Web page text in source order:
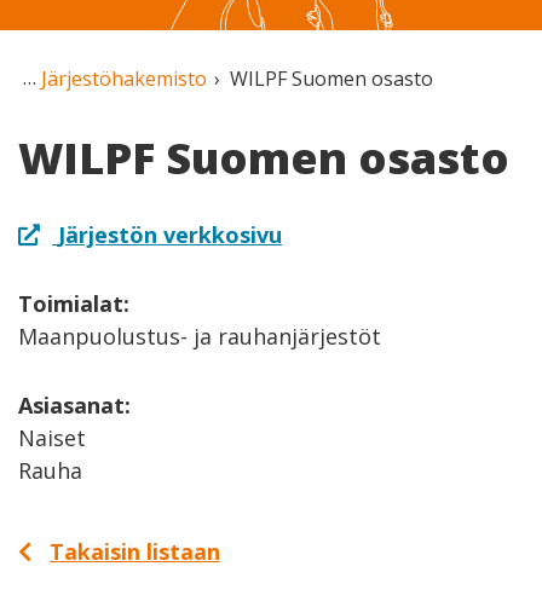
Järjestöhakemisto WILPF Suomen osasto
WILPF Suomen osasto
Järjestön verkkosivu
Toimialat:
Maanpuolustus- ja rauhanjärjestöt
Asiasanat:
Naiset
Rauha
Takaisin listaan